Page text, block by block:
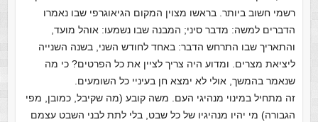
רשמי חשוב ביותר. בראשו מצוין המקום הגיאוגרפי שבו נאמרו
הדברים למשה: מדבר סיני; המבנה שבו נשמעו: אוהל מועד,
והתאריך שבו התרחש הדבר: באחד לחודש השני, בשנה השנייה
ליציאת מצרים. ומדוע היה צריך לציין את כל הפרטים? כי מה
שנאמר בהמשך, אולי לא ימצא חן בעיניי כל השומעים.
זה מתחיל במינוי מנהיגי העם. משה קובע (מה שקיבל, כמובן, מפי
הגבורה) מי יהיו מנהיגיו של כל שבט, בלי לתת לבני השבט עצמם